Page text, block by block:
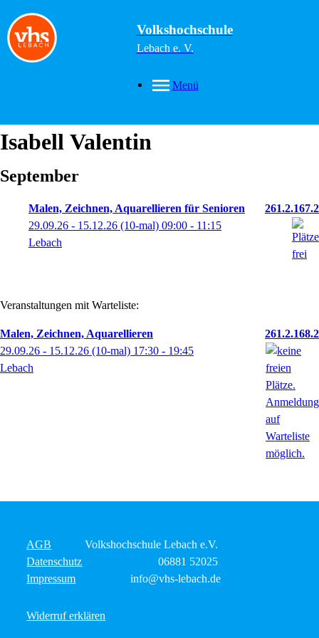
Volkshochschule
Lebach e. V.
Menü
Isabell Valentin
September
Malen, Zeichnen, Aquarellieren für Senioren
261.2.167.2
29.09.26 - 15.12.26 (10-mal) 09:00 - 11:15
Lebach
Veranstaltungen mit Warteliste:
Malen, Zeichnen, Aquarellieren
261.2.168.2
29.09.26 - 15.12.26 (10-mal) 17:30 - 19:45
Lebach
AGB
Datenschutz
Impressum
Volkshochschule Lebach e.V.
06881 52025
info@vhs-lebach.de
Widerruf erklären